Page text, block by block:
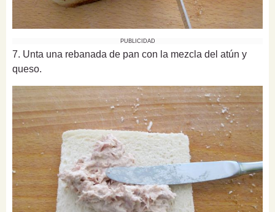
PUBLICIDAD
7. Unta una rebanada de pan con la mezcla del atún y
queso.